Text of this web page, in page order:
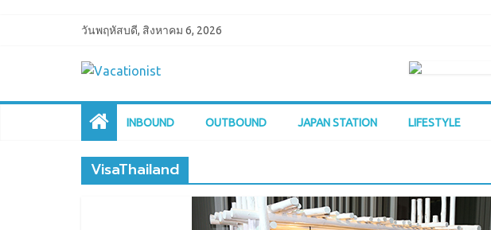
วันพฤหัสบดี, สิงหาคม 6, 2026
INBOUND OUTBOUND JAPAN STATION LIFESTYLE
VisaThailand